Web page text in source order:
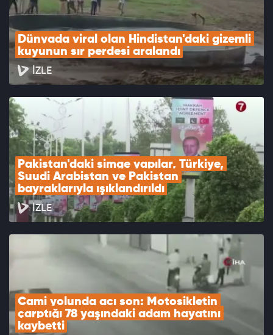
Dünyada viral olan Hindistan'daki gizemli
kuyunun sır perdesi aralandı
İZLE
Pakistan'daki simge yapılar, Türkiye,
Suudi Arabistan ve Pakistan
bayraklarıyla ışıklandırıldı
İZLE
Cami yolunda acı son: Motosikletin
çarptığı 78 yaşındaki adam hayatını
kaybetti